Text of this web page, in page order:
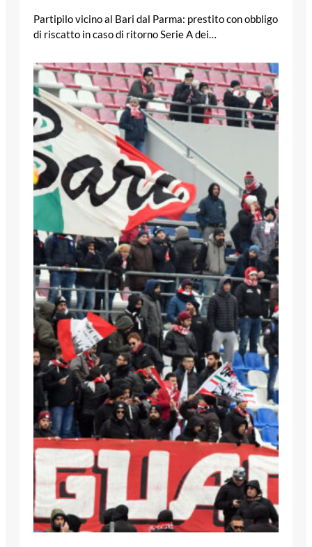
Partipilo vicino al Bari dal Parma: prestito con obbligo
di riscatto in caso di ritorno Serie A dei…